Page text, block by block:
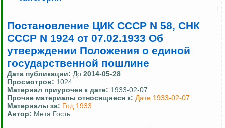
Постановление ЦИК СССР N 58, СНК
СССР N 1924 от 07.02.1933 Об
утверждении Положения о единой
государственной пошлине
Дата публикации: До 2014-05-28
Просмотров: 1024
Материал приурочен к дате: 1933-02-07
Прочие материалы относящиеся к: Дате 1933-02-07
Материалы за: Год 1933
Автор: Мета Гость